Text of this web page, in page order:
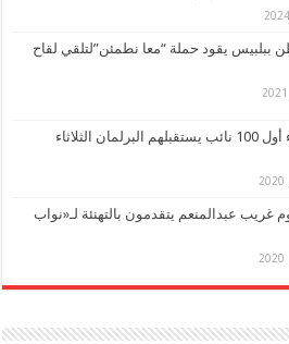
ببلبيس يقود حملة “معا نطمئن”لتلقي لقاح
ننشر أسماء أول 100 نائب يستقبلهم البرلمان الثلاثاء
غريب عبدالمنعم يتقدمون بالتهنئة لـ«نواب